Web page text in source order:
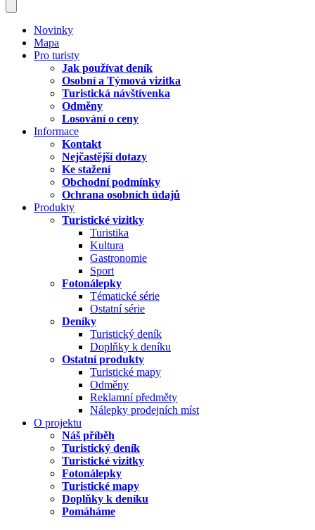
Novinky
Mapa
Pro turisty
Jak používat deník
Osobní a Týmová vizitka
Turistická návštívenka
Odměny
Losování o ceny
Informace
Kontakt
Nejčastější dotazy
Ke stažení
Obchodní podmínky
Ochrana osobních údajů
Produkty
Turistické vizitky
Turistika
Kultura
Gastronomie
Sport
Fotonálepky
Tématické série
Ostatní série
Deníky
Turistický deník
Doplňky k deníku
Ostatní produkty
Turistické mapy
Odměny
Reklamní předměty
Nálepky prodejních míst
O projektu
Náš příběh
Turistický deník
Turistické vizitky
Fotonálepky
Turistické mapy
Doplňky k deníku
Pomáháme